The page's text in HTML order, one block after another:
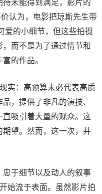
未能得到满足，影片的
认为，电影把琼斯先生带
爱的小细节，但这些拍摄
而不是为了通过情节和
的作品。
实：高预算未必代表高质
，提供了非凡的演技、
吸引着大量的观众。这
望。然而，这一次，并
于细节以及动人的叙事
始流于表面。虽然影片拍